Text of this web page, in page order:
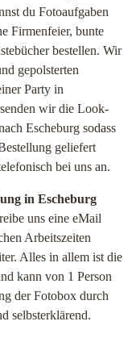
du Fotoaufgaben
Firmenfeier, bunte
bestellen. Wir
gepolsterten
Party in
wir die Look-
Escheburg sodass
geliefert
bei uns an.
in Escheburg
uns eine eMail
Arbeitszeiten
Alles in allem ist die
kann von 1 Person
der Fotobox durch
selbsterklärend.